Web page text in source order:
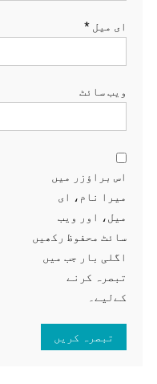
ای میل *
ویب‌ سائٹ
اس براؤزر میں
میرا نام، ای
میل، اور ویب
سائٹ محفوظ رکھیں
اگلی بار جب میں
تبصرہ کرنے
کےلیے۔